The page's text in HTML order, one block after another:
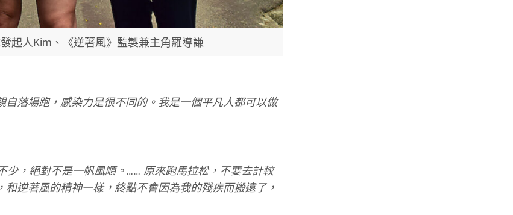
起人Kim、《逆著風》監製兼主角羅導謙
自落場跑，感染力是很不同的。我是一個平凡人都可以做
少，絕對不是一帆風順。…… 原來跑馬拉松，不要去計較
逆著風的精神一樣，終點不會因為我的殘疾而搬遠了，